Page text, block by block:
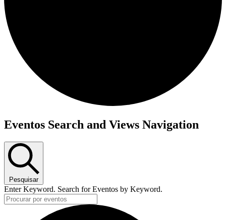
Eventos Search and Views Navigation
Pesquisar
Enter Keyword. Search for Eventos by Keyword.